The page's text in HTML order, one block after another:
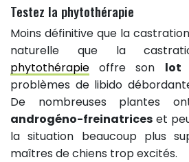
Testez la phytothérapie
Moins définitive que la
naturelle que la
phytothérapie offre son lot
problèmes de libido
De nombreuses plantes
androgéno-freinatrices et
la situation beaucoup plus
maîtres de chiens trop excités.